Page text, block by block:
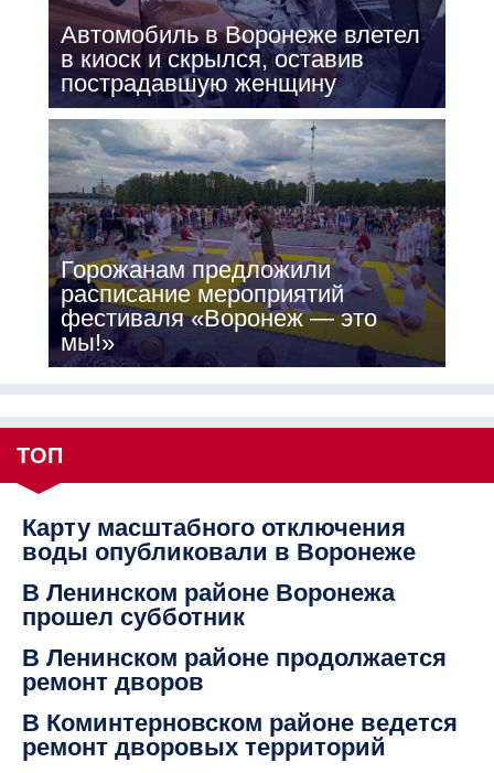
Автомобиль в Воронеже влетел
в киоск и скрылся, оставив
пострадавшую женщину
Горожанам предложили
расписание мероприятий
фестиваля «Воронеж — это
мы!»
ТОП
Карту масштабного отключения
воды опубликовали в Воронеже
В Ленинском районе Воронежа
прошел субботник
В Ленинском районе продолжается
ремонт дворов
В Коминтерновском районе ведется
ремонт дворовых территорий